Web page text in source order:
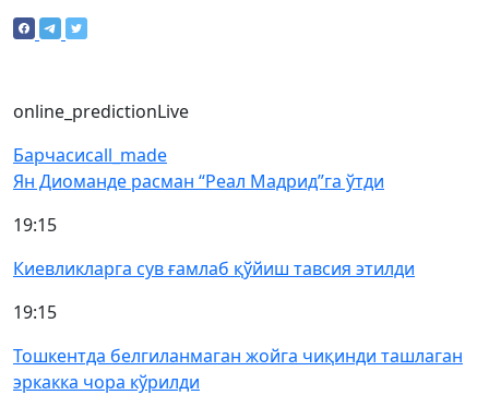
online_predictionLive
Барчасиcall_made
Ян Диоманде расман “Реал Мадрид”га ўтди
19:15
Киевликларга сув ғамлаб қўйиш тавсия этилди
19:15
Тошкентда белгиланмаган жойга чиқинди ташлаган
эркакка чора кўрилди